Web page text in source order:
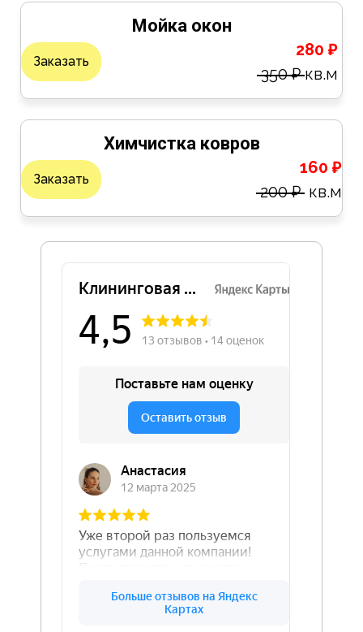
Мойка окон
Заказать
280 ₽
350 ₽кв.м
Химчистка ковров
Заказать
160 ₽
200 ₽ кв.м